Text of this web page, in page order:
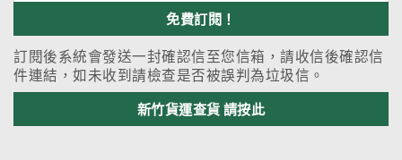
訂閱後系統會發送一封確認信至您信箱，請收信後確認信
件連結，如未收到請檢查是否被誤判為垃圾信。
新竹貨運查貨 請按此